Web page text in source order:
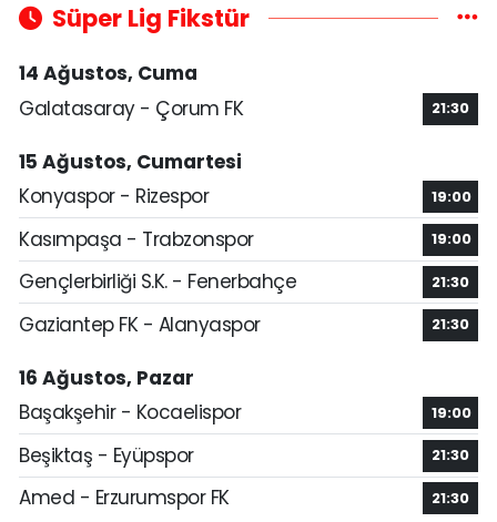
Süper Lig Fikstür
14 Ağustos, Cuma
Galatasaray - Çorum FK
21:30
15 Ağustos, Cumartesi
Konyaspor - Rizespor
19:00
Kasımpaşa - Trabzonspor 19:00
Gençlerbirliği S.K. - Fenerbahçe 21:30
Gaziantep FK - Alanyaspor 21:30
16 Ağustos, Pazar
Başakşehir - Kocaelispor
19:00
Beşiktaş - Eyüpspor 21:30
Amed - Erzurumspor FK 21:30